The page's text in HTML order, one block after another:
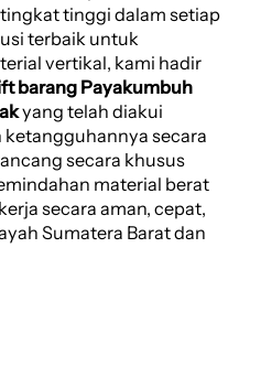
tinggi dalam setiap
terbaik untuk
vertikal, kami hadir
barang Payakumbuh
yang telah diakui
ketangguhannya secara
secara khusus
material berat
secara aman, cepat,
Sumatera Barat dan